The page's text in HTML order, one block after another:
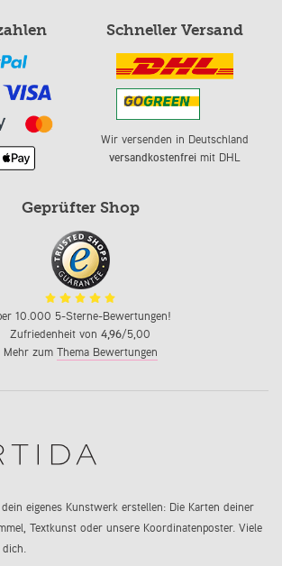
Schneller Versand
Wir versenden in Deutschland
versandkostenfreimit DHL
Geprüfter Shop
10.000 5-Sterne-Bewertungen!
Zufriedenheit von 4,96/5,00
Mehr zum Thema Bewertungen
eigenes Kunstwerk erstellen: Die Karten deiner
Textkunst oder unsere Koordinatenposter. Viele